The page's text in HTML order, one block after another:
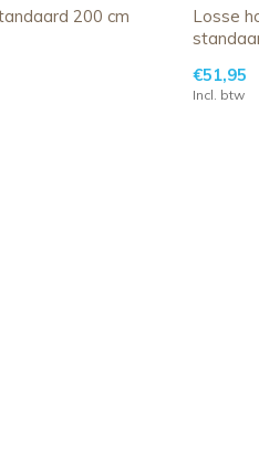
200 cm
Losse
€51,95
Incl. btw